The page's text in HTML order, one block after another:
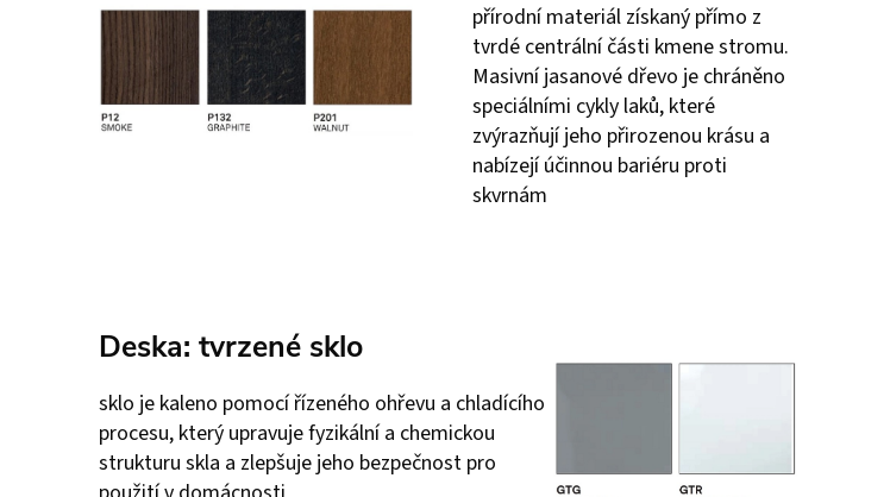
přírodní materiál získaný přímo z
tvrdé centrální části kmene stromu.
Masivní jasanové dřevo je chráněno
speciálními cykly laků, které
zvýrazňují jeho přirozenou krásu a
nabízejí účinnou bariéru proti
skvrnám
Deska: tvrzené sklo
sklo je kaleno pomocí řízeného ohřevu a chladícího
procesu, který upravuje fyzikální a chemickou
strukturu skla a zlepšuje jeho bezpečnost pro